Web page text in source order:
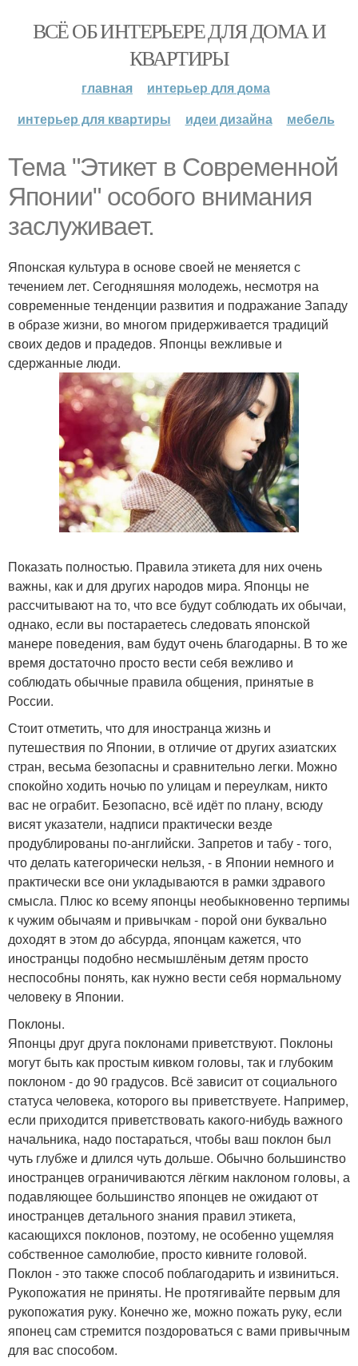
ВСЁ ОБ ИНТЕРЬЕРЕ ДЛЯ ДОМА И
КВАРТИРЫ
главная
интерьер для дома
интерьер для квартиры
идеи дизайна мебель
Тема "Этикет в Современной
Японии" особого внимания
заслуживает.
Японская культура в основе своей не меняется с
течением лет. Сегодняшняя молодежь, несмотря на
современные тенденции развития и подражание Западу
в образе жизни, во многом придерживается традиций
своих дедов и прадедов. Японцы вежливые и
сдержанные люди.
Показать полностью. Правила этикета для них очень
важны, как и для других народов мира. Японцы не
рассчитывают на то, что все будут соблюдать их обычаи,
однако, если вы постараетесь следовать японской
манере поведения, вам будут очень благодарны. В то же
время достаточно просто вести себя вежливо и
соблюдать обычные правила общения, принятые в
России.
Стоит отметить, что для иностранца жизнь и
путешествия по Японии, в отличие от других азиатских
стран, весьма безопасны и сравнительно легки. Можно
спокойно ходить ночью по улицам и переулкам, никто
вас не ограбит. Безопасно, всё идёт по плану, всюду
висят указатели, надписи практически везде
продублированы по-английски. Запретов и табу - того,
что делать категорически нельзя, - в Японии немного и
практически все они укладываются в рамки здравого
смысла. Плюс ко всему японцы необыкновенно терпимы
к чужим обычаям и привычкам - порой они буквально
доходят в этом до абсурда, японцам кажется, что
иностранцы подобно несмышлёным детям просто
неспособны понять, как нужно вести себя нормальному
человеку в Японии.
Поклоны.
Японцы друг друга поклонами приветствуют. Поклоны
могут быть как простым кивком головы, так и глубоким
поклоном - до 90 градусов. Всё зависит от социального
статуса человека, которого вы приветствуете. Например,
если приходится приветствовать какого-нибудь важного
начальника, надо постараться, чтобы ваш поклон был
чуть глубже и длился чуть дольше. Обычно большинство
иностранцев ограничиваются лёгким наклоном головы, а
подавляющее большинство японцев не ожидают от
иностранцев детального знания правил этикета,
касающихся поклонов, поэтому, не особенно ущемляя
собственное самолюбие, просто кивните головой.
Поклон - это также способ поблагодарить и извиниться.
Рукопожатия не приняты. Не протягивайте первым для
рукопожатия руку. Конечно же, можно пожать руку, если
японец сам стремится поздороваться с вами привычным
для вас способом.